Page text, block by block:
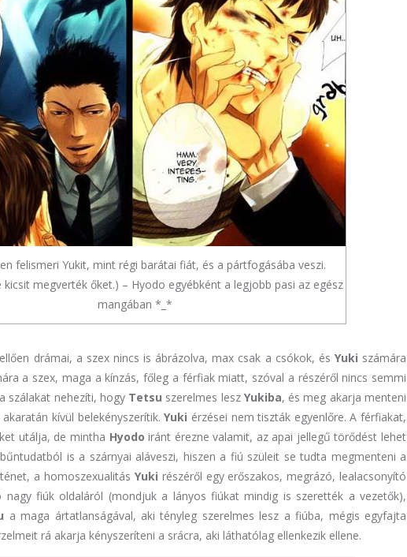
felismeri Yukit, mint régi barátai fiát, és a pártfogásába veszi.
kicsit megverték őket.) – Hyodo egyébként a legjobb pasi az egész
mangában *_*
drámai, a szex nincs is ábrázolva, max csak a csókok, és Yuki számára
a szex, maga a kínzás, főleg a férfiak miatt, szóval a részéről nincs semmi
szálakat nehezíti, hogy Tetsu szerelmes lesz Yukiba, és meg akarja menteni
kívül belekényszerítik.Yuki érzései nem tiszták egyenlőre. A férfiakat,
utálja, de mintha Hyodo iránt érezne valamit, az apai jellegű törődést lehet
bűntudatból is a szárnyai aláveszi, hiszen a fiú szüleit se tudta megmenteni a
a homoszexualitás Yuki részéről egy erőszakos, megrázó, lealacsonyító
nagy fiúk oldaláról (mondjuk a lányos fiúkat mindig is szerették a vezetők),
a maga ártatlanságával, aki tényleg szerelmes lesz a fiúba, mégis egyfajta
rá akarja kényszeríteni a srácra, aki láthatólag ellenkezik ellene.